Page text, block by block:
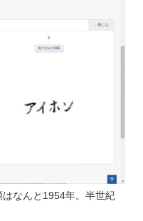
なんと1954年。半世紀